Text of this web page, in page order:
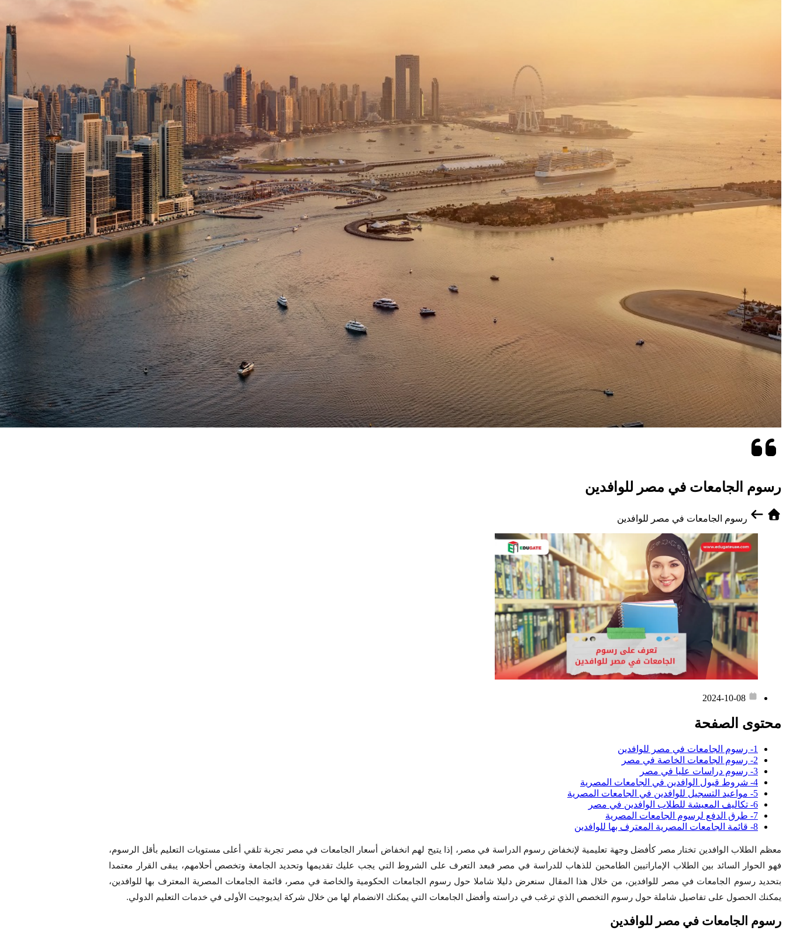
رسوم الجامعات في مصر للوافدين
رسوم الجامعات في مصر للوافدين
2024-10-08
محتوى الصفحة
1- رسوم الجامعات في مصر للوافدين
2- رسوم الجامعات الخاصة في مصر
3- رسوم دراسات عليا في مصر
4- شروط قبول الوافدين في الجامعات المصرية
5- مواعيد التسجيل للوافدين في الجامعات المصرية
6- تكاليف المعيشة للطلاب الوافدين في مصر
7- طرق الدفع لرسوم الجامعات المصرية
8- قائمة الجامعات المصرية المعترف بها للوافدين
معظم الطلاب الوافدين تختار مصر كأفضل وجهة تعليمية لإنخفاض رسوم الدراسة في مصر، إذا يتيح لهم انخفاض أسعار الجامعات في مصر تجربة تلقي أعلى مستويات التعليم بأقل الرسوم،
فهو الحوار السائد بين الطلاب الإماراتيين الطامحين للذهاب للدراسة في مصر فبعد التعرف على الشروط التي يجب عليك تقديمها وتحديد الجامعة وتخصص أحلامهم، يبقى القرار معتمدا
بتحديد رسوم الجامعات في مصر للوافدين، من خلال هذا المقال سنعرض دليلا شاملا حول رسوم الجامعات الحكومية والخاصة في مصر، قائمة الجامعات المصرية المعترف بها للوافدين،
يمكنك الحصول على تفاصيل شاملة حول رسوم التخصص الذي ترغب في دراسته وأفضل الجامعات التي يمكنك الانضمام لها من خلال شركة ايديوجيت الأولى في خدمات التعليم الدولي.
رسوم الجامعات في مصر للوافدين